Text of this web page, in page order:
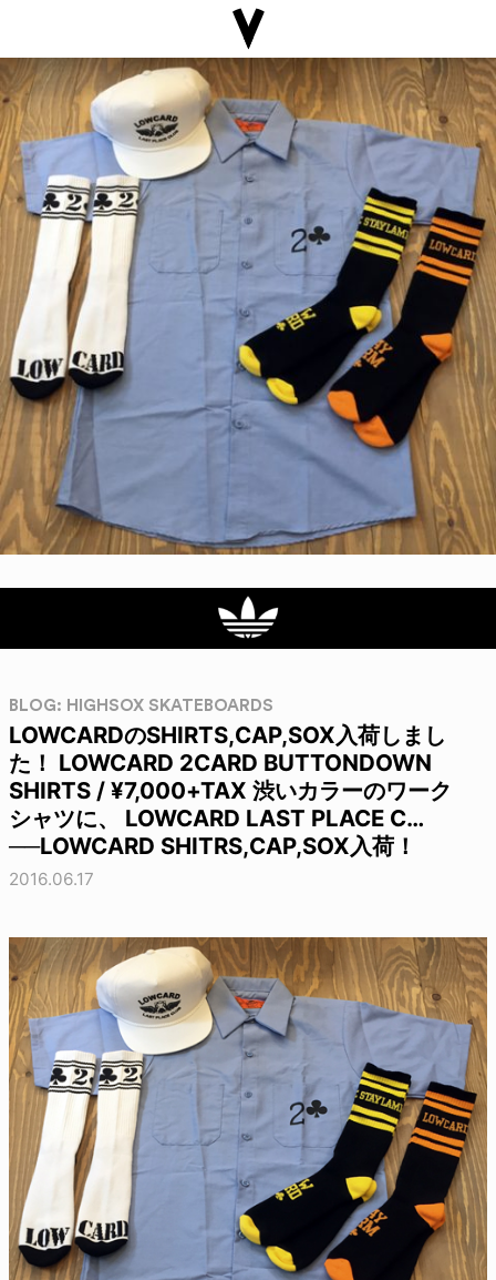
BLOG: HIGHSOX SKATEBOARDS
LOWCARDのSHIRTS,CAP,SOX入荷しまし
た！ LOWCARD 2CARD BUTTONDOWN
SHIRTS / ¥7,000+TAX 渋いカラーのワーク
シャツに、 LOWCARD LAST PLACE C…
──LOWCARD SHITRS,CAP,SOX入荷！
2016.06.17